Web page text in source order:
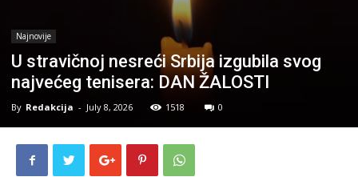
Najnovije
U stravičnoj nesreći Srbija izgubila svog
najvećeg tenisera: DAN ŽALOSTI
By Redakcija - July 8, 2026 1518 0